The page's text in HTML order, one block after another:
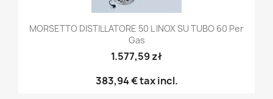
MORSETTO DISTILLATORE 50 L INOX SU TUBO 60 Per
Gas
1.577,59 zł
383,94 €tax incl.